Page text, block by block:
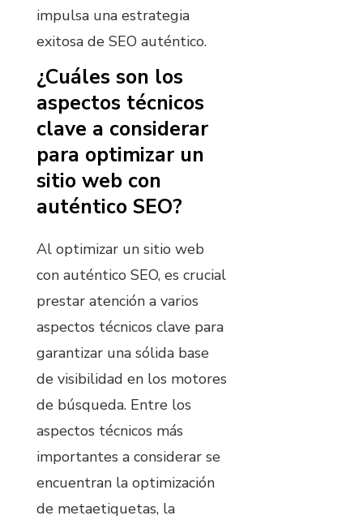
impulsa una estrategia
exitosa de SEO auténtico.
¿Cuáles son los
aspectos técnicos
clave a considerar
para optimizar un
sitio web con
auténtico SEO?
Al optimizar un sitio web
con auténtico SEO, es crucial
prestar atención a varios
aspectos técnicos clave para
garantizar una sólida base
de visibilidad en los motores
de búsqueda. Entre los
aspectos técnicos más
importantes a considerar se
encuentran la optimización
de metaetiquetas, la